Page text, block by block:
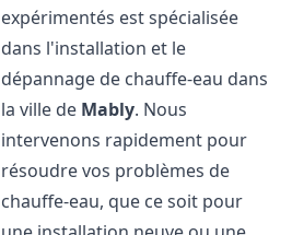
expérimentés est spécialisée
dans l'installation et le
dépannage de chauffe-eau dans
la ville de Mably. Nous
intervenons rapidement pour
résoudre vos problèmes de
chauffe-eau, que ce soit pour